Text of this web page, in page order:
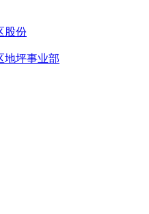
股份
地坪事业部